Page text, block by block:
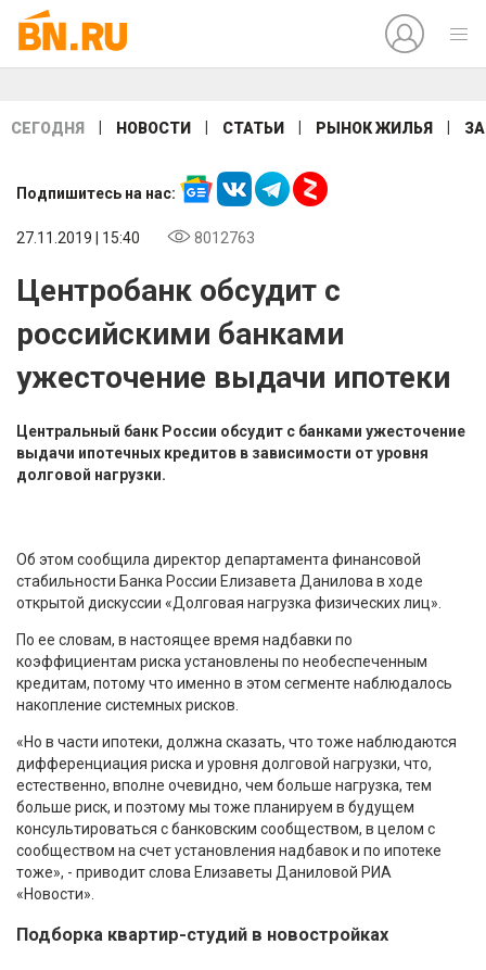
СЕГОДНЯ НОВОСТИ СТАТЬИ РЫНОК ЖИЛЬЯ
Подпишитесь на нас:
27.11.2019 | 15:40 8012763
Центробанк обсудит с
российскими банками
ужесточение выдачи ипотеки
Центральный банк России обсудит с банками ужесточение
выдачи ипотечных кредитов в зависимости от уровня
долговой нагрузки.
Об этом сообщила директор департамента финансовой
стабильности Банка России Елизавета Данилова в ходе
открытой дискуссии «Долговая нагрузка физических лиц».
По ее словам, в настоящее время надбавки по
коэффициентам риска установлены по необеспеченным
кредитам, потому что именно в этом сегменте наблюдалось
накопление системных рисков.
«Но в части ипотеки, должна сказать, что тоже наблюдаются
дифференциация риска и уровня долговой нагрузки, что,
естественно, вполне очевидно, чем больше нагрузка, тем
больше риск, и поэтому мы тоже планируем в будущем
консультироваться с банковским сообществом, в целом с
сообществом на счет установления надбавок и по ипотеке
тоже», - приводит слова Елизаветы Даниловой РИА
«Новости».
Подборка квартир-студий в новостройках